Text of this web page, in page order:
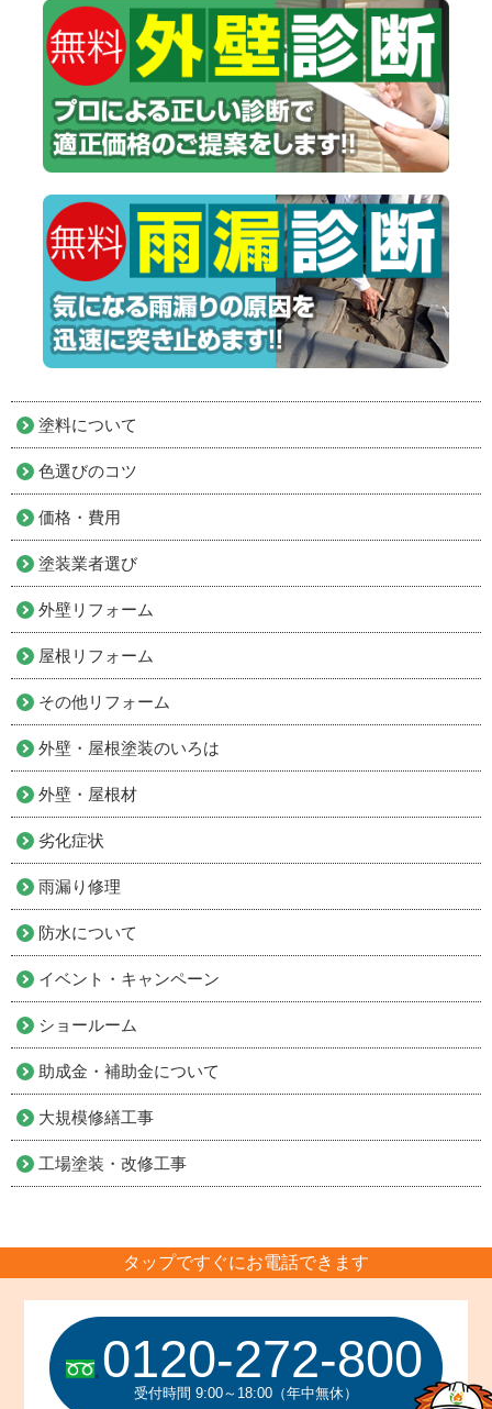
塗料について
色選びのコツ
価格・費用
塗装業者選び
外壁リフォーム
屋根リフォーム
その他リフォーム
外壁・屋根塗装のいろは
外壁・屋根材
劣化症状
雨漏り修理
防水について
イベント・キャンペーン
ショールーム
助成金・補助金について
大規模修繕工事
工場塗装・改修工事
タップですぐにお電話できます
0120-272-800
受付時間 9:00～18:00（年中無休）